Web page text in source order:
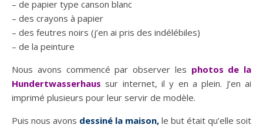
– de papier type canson blanc
– des crayons à papier
– des feutres noirs (j’en ai pris des indélébiles)
– de la peinture
Nous avons commencé par observer les photos de la
Hundertwasserhaus sur internet, il y en a plein. J’en ai
imprimé plusieurs pour leur servir de modèle.
Puis nous avons dessiné la maison, le but était qu’elle soit